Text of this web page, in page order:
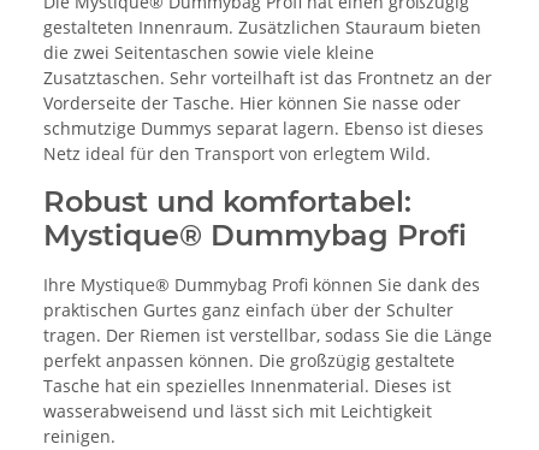
gestalteten Innenraum. Zusätzlichen Stauraum bieten
die zwei Seitentaschen sowie viele kleine
Zusatztaschen. Sehr vorteilhaft ist das Frontnetz an der
Vorderseite der Tasche. Hier können Sie nasse oder
schmutzige Dummys separat lagern. Ebenso ist dieses
Netz ideal für den Transport von erlegtem Wild.
Robust und komfortabel:
Mystique® Dummybag Profi
Ihre Mystique® Dummybag Profi können Sie dank des
praktischen Gurtes ganz einfach über der Schulter
tragen. Der Riemen ist verstellbar, sodass Sie die Länge
perfekt anpassen können. Die großzügig gestaltete
Tasche hat ein spezielles Innenmaterial. Dieses ist
wasserabweisend und lässt sich mit Leichtigkeit
reinigen.